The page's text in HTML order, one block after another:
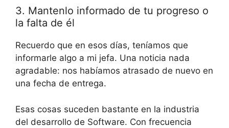
3. Mantenlo informado de tu progreso o
la falta de él
Recuerdo que en esos días, teníamos que
informarle algo a mi jefa. Una noticia nada
agradable: nos habíamos atrasado de nuevo en
una fecha de entrega.
Esas cosas suceden bastante en la industria
del desarrollo de Software. Con frecuencia